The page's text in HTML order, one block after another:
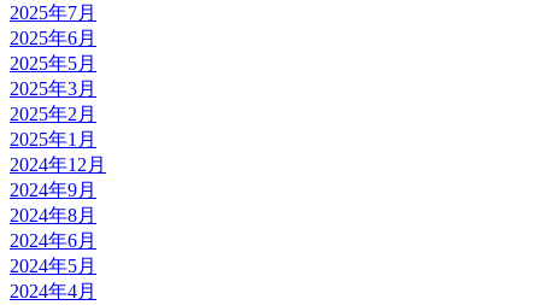
2025年7月
2025年6月
2025年5月
2025年3月
2025年2月
2025年1月
2024年12月
2024年9月
2024年8月
2024年6月
2024年5月
2024年4月